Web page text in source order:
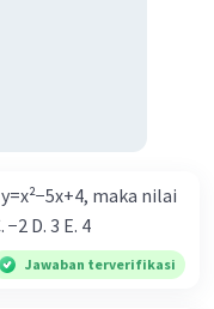
maka nilai
D. 3 E. 4
Jawaban terverifikasi